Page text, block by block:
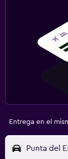
Entrega en el
Punta del